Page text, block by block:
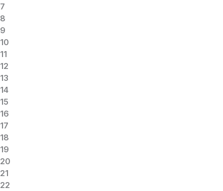
7
8
9
10
11
12
13
14
15
16
17
18
19
20
21
22